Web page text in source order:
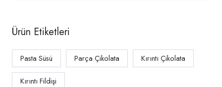
Ürün Etiketleri
Pasta Süsü Parça Çikolata Kırıntı Çikolata
Kırıntı Fildişi